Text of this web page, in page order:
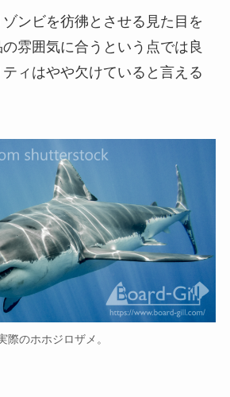
ンビを彷彿とさせる見た目を
雰囲気に合うという点では良
ィはやや欠けていると言える
際のホホジロザメ。